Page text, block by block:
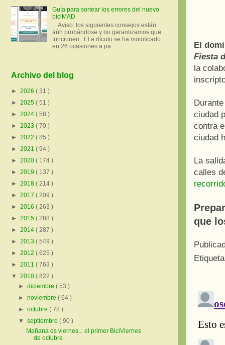
El
Fiesta
la
ciudad
contra
ciudad
La
calles
que
Guía para sortear los errores del nuevo
biciMAD
Aviso: los siguientes consejos están
aún probándose y no garantizamos que
funcionen. El a rtículo se ha modificado
en 26 ocasiones a pa...
Archivo del blog
► 2026 ( 31 )
► 2025 ( 51 )
► 2024 ( 58 )
► 2023 ( 70 )
► 2022 ( 85 )
► 2021 ( 94 )
► 2020 ( 174 )
► 2019 ( 137 )
► 2018 ( 214 )
► 2017 ( 209 )
► 2016 ( 263 )
► 2015 ( 288 )
► 2014 ( 287 )
► 2013 ( 549 )
► 2012 ( 625 )
► 2011 ( 763 )
▼ 2010 ( 822 )
►diciembre( 53 )
►noviembre( 64 )
►octubre( 78 )
▼septiembre( 90 )
Mañana es viernes... el primer BiciViernes
de octubre